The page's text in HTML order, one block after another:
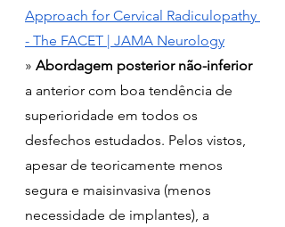
Approach for Cervical Radiculopathy
- The FACET | JAMA Neurology
» Abordagem posterior não-inferior
a anterior com boa tendência de
superioridade em todos os
desfechos estudados. Pelos vistos,
apesar de teoricamente menos
segura e maisinvasiva (menos
necessidade de implantes), a